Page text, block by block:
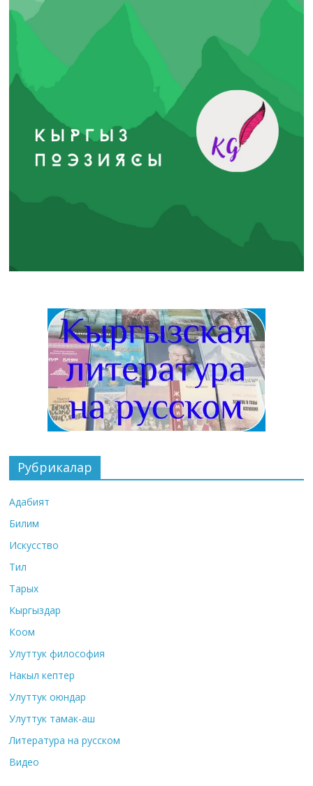
Рубрикалар
Адабият
Билим
Искусство
Тил
Тарых
Кыргыздар
Коом
Улуттук философия
Накыл кептер
Улуттук оюндар
Улуттук тамак-аш
Литература на русском
Видео